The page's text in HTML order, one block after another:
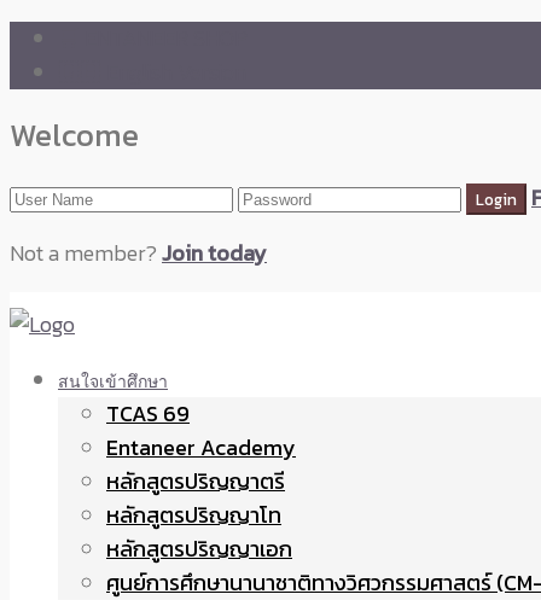
Welcome
Not a member?Join today
สนใจเข้าศึกษา
TCAS 69
Entaneer Academy
หลักสูตรปริญญาตรี
หลักสูตรปริญญาโท
หลักสูตรปริญญาเอก
ศูนย์การศึกษานานาชาติทางวิศวกรรมศาสตร์